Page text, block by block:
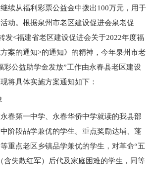
续从福利彩票公益金中拨出100万元，用于
动。根据泉州市老区建设促进会泉老促
发<福建省老区建设促进会关于2022年度福
案的通知>的通知》的精神，今年泉州市老
彩公益助学金发放”工作由永春县老区建设
将具体实施方案通知如下：
春第一中学、永春华侨中学就读的我县部
阶段品学兼优的学生。重点奖励达埔、蓬
重点老区乡镇品学兼优的学生，对革命“五
含失散红军）后代及家庭困难的学生，同等